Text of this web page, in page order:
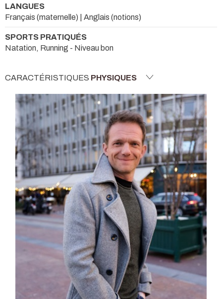
LANGUES
Français (maternelle) | Anglais (notions)
SPORTS PRATIQUÉS
Natation, Running - Niveau bon
CARACTÉRISTIQUES PHYSIQUES